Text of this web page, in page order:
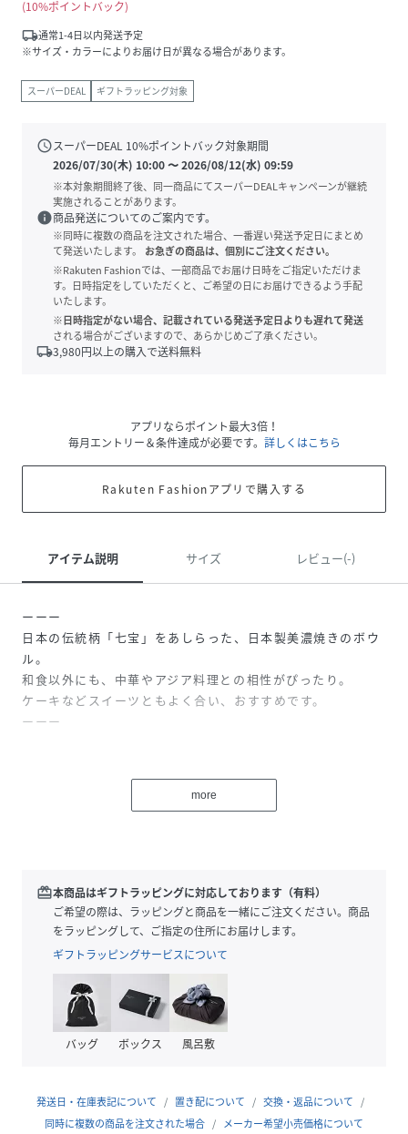
10%ポイントバック
local_shipping通常1-4日以内発送予定
※サイズ・カラーによりお届け日が異なる場合があります。
スーパーDEAL ギフトラッピング対象
scheduleスーパーDEAL 10%ポイントバック対象期間
2026/07/30(木) 10:00〜2026/08/12(水) 09:59
※本対象期間終了後、同一商品にてスーパーDEALキャンペーンが継続
実施されることがあります。
info商品発送についてのご案内です。
※同時に複数の商品を注文された場合、一番遅い発送予定日にまとめ
て発送いたします。
お急ぎの商品は、個別にご注文ください。
※Rakuten Fashionでは、一部商品でお届け日時をご指定いただけま
す。日時指定をしていただくと、ご希望の日にお届けできるよう手配
いたします。
※日時指定がない場合、記載されている発送予定日よりも遅れて発送
される場合がございますので、あらかじめご了承ください。
local_shipping3,980円以上の購入で送料無料
アプリならポイント最大3倍！
毎月エントリー＆条件達成が必要です。 詳しくはこちら
Rakuten Fashionアプリで購入する
アイテム説明 サイズ レビュー(-)
ーーー
日本の伝統柄「七宝」をあしらった、日本製美濃焼きのボウ
ル。
和食以外にも、中華やアジア料理との相性がぴったり。
ケーキなどスイーツともよく合い、おすすめです。
ーーー
▼同シリーズのプレートはこちら
ブランド品番：252804
楽天品番：NN0595
※こちらの商品は、色むら、釉だれなど個々の質感に差が生
じる場合がございます。
ご使用に際しては問題ございませんので、予めご了承くださ
性別タイプ ユニセックス
more
redeem本商品はギフトラッピングに対応しております（有料）
ご希望の際は、ラッピングと商品を一緒にご注文ください。商品
をラッピングして、ご指定の住所にお届けします。
ギフトラッピングサービスについて
バッグ ボックス 風呂敷
発送日・在庫表記について 置き配について
交換・返品について
同時に複数の商品を注文された場合
メーカー希望小売価格について